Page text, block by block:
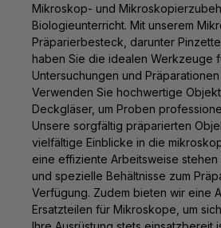
Mikroskop- und
Biologieunterricht. Mit unserem
Präparierbesteck, darunter
haben Sie die idealen Werkzeuge
Untersuchungen und Präparationen
Verwenden Sie hochwertige
Deckgläser, um Proben
Unsere sorgfältig präparierten
vielfältige Einblicke in die
eine effiziente Arbeitsweise stehen
und spezielle Behältnisse zum
Verfügung. Zudem bieten wir eine
Ersatzteilen für Mikroskope, um